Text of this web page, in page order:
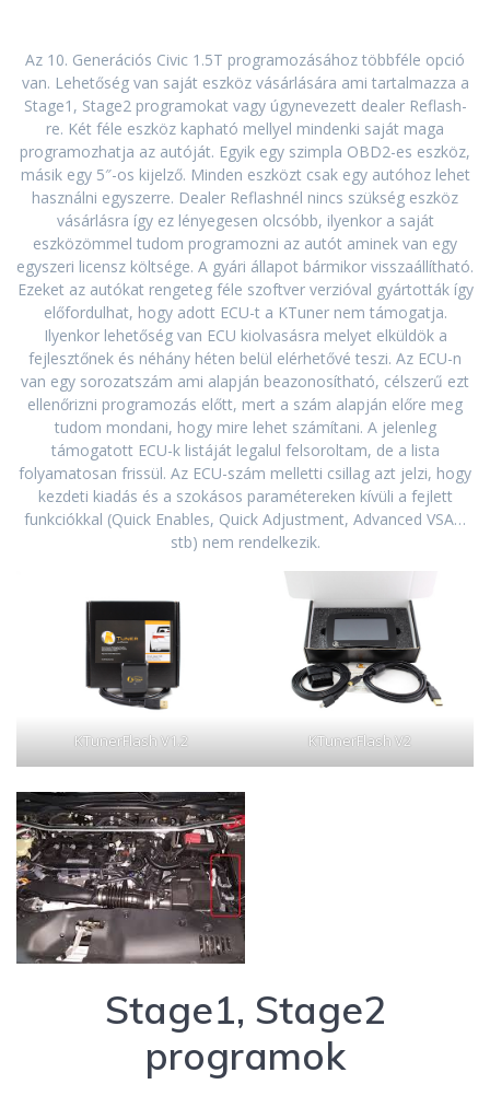
Az 10. Generációs Civic 1.5T programozásához többféle opció
van. Lehetőség van saját eszköz vásárlására ami tartalmazza a
Stage1, Stage2 programokat vagy úgynevezett dealer Reflash-
re. Két féle eszköz kapható mellyel mindenki saját maga
programozhatja az autóját. Egyik egy szimpla OBD2-es eszköz,
másik egy 5″-os kijelző. Minden eszközt csak egy autóhoz lehet
használni egyszerre. Dealer Reflashnél nincs szükség eszköz
vásárlásra így ez lényegesen olcsóbb, ilyenkor a saját
eszközömmel tudom programozni az autót aminek van egy
egyszeri licensz költsége. A gyári állapot bármikor visszaállítható.
Ezeket az autókat rengeteg féle szoftver verzióval gyártották így
előfordulhat, hogy adott ECU-t a KTuner nem támogatja.
Ilyenkor lehetőség van ECU kiolvasásra melyet elküldök a
fejlesztőnek és néhány héten belül elérhetővé teszi. Az ECU-n
van egy sorozatszám ami alapján beazonosítható, célszerű ezt
ellenőrizni programozás előtt, mert a szám alapján előre meg
tudom mondani, hogy mire lehet számítani. A jelenleg
támogatott ECU-k listáját legalul felsoroltam, de a lista
folyamatosan frissül. Az ECU-szám melletti csillag azt jelzi, hogy
kezdeti kiadás és a szokásos paramétereken kívüli a fejlett
funkciókkal (Quick Enables, Quick Adjustment, Advanced VSA…
stb) nem rendelkezik.
KTunerFlash V1.2 KTunerFlash V2
Stage1, Stage2
programok